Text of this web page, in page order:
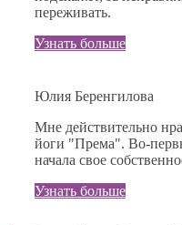
переживать.
Узнать больше
Юлия Беренгилова
Мне действительно
йоги "Према". Во-
начала свое
Узнать больше